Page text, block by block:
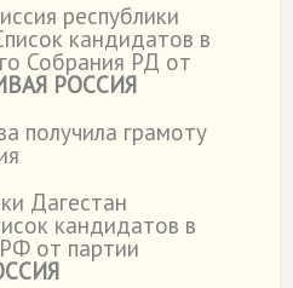
республики
кандидатов в
Собрания РД от
РОССИЯ
получила грамоту
Дагестан
кандидатов в
от партии